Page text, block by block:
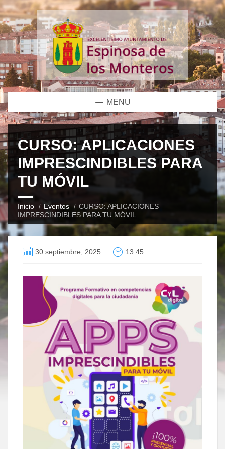
MENU
CURSO: APLICACIONES
IMPRESCINDIBLES PARA
TU MÓVIL
Inicio Eventos
CURSO: APLICACIONES
IMPRESCINDIBLES PARA TU MÓVIL
30 septiembre, 2025 13:45